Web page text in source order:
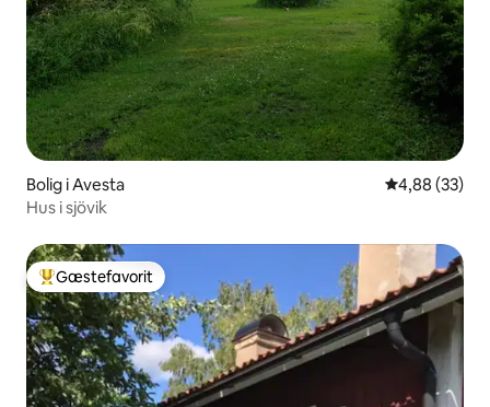
Bolig i Avesta 4,88 ud af 5 i
4,88 (33)
Hus i sjövik
Bedste gæstefavorit
Gæstefavorit